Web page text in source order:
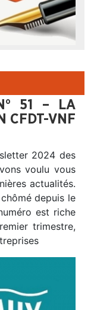
51 – LA
CFDT-VNF
2024 des
voulu vous
actualités.
depuis le
est riche
trimestre,